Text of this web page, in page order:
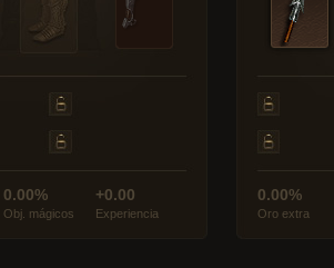
0.00%
Obj. mágicos
+0.00
Experiencia
0.00%
Oro extra